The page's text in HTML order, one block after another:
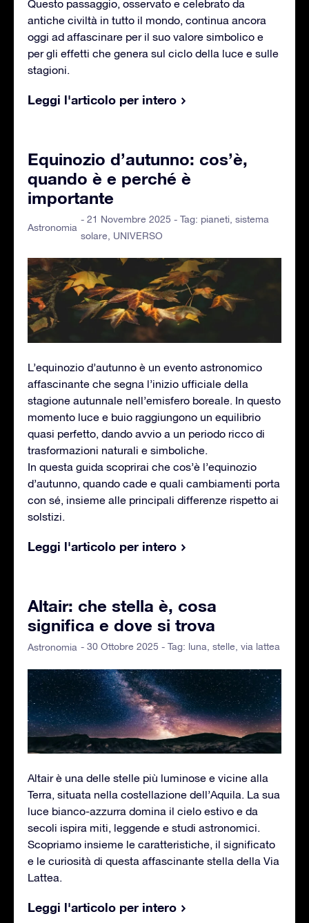
Questo passaggio, osservato e celebrato da
antiche civiltà in tutto il mondo, continua ancora
oggi ad affascinare per il suo valore simbolico e
per gli effetti che genera sul ciclo della luce e sulle
stagioni.
Leggi l'articolo per intero
Equinozio d’autunno: cos’è,
quando è e perché è
importante
Astronomia
- 21 Novembre 2025 - Tag: pianeti sistema
solare
UNIVERSO
L’equinozio d’autunno è un evento astronomico
affascinante che segna l’inizio ufficiale della
stagione autunnale nell’emisfero boreale. In questo
momento luce e buio raggiungono un equilibrio
quasi perfetto, dando avvio a un periodo ricco di
trasformazioni naturali e simboliche.
In questa guida scoprirai che cos’è l’equinozio
d’autunno, quando cade e quali cambiamenti porta
con sé, insieme alle principali differenze rispetto ai
solstizi.
Leggi l'articolo per intero
Altair: che stella è, cosa
significa e dove si trova
Astronomia - 30 Ottobre 2025 - Tag: luna stelle via lattea
Altair è una delle stelle più luminose e vicine alla
Terra, situata nella costellazione dell’Aquila. La sua
luce bianco-azzurra domina il cielo estivo e da
secoli ispira miti, leggende e studi astronomici.
Scopriamo insieme le caratteristiche, il significato
e le curiosità di questa affascinante stella della Via
Lattea.
Leggi l'articolo per intero